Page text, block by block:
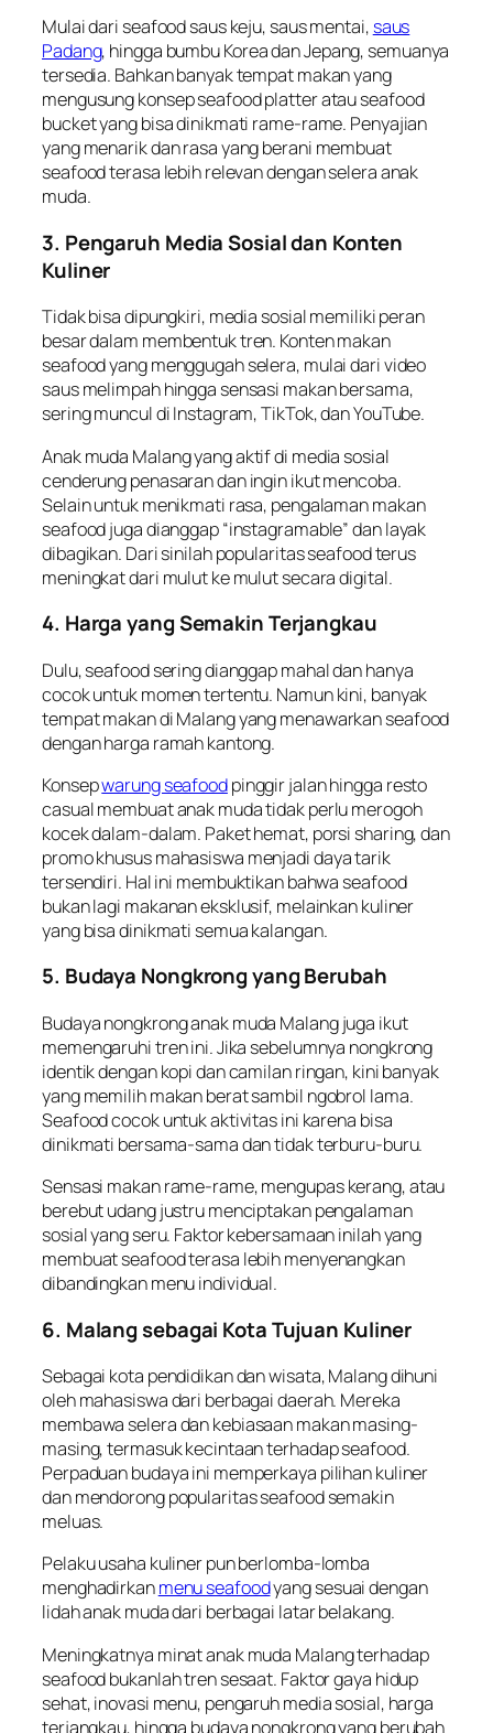
Mulai dari seafood saus keju, saus mentai, saus
Padang, hingga bumbu Korea dan Jepang, semuanya
tersedia. Bahkan banyak tempat makan yang
mengusung konsep seafood platter atau seafood
bucket yang bisa dinikmati rame-rame. Penyajian
yang menarik dan rasa yang berani membuat
seafood terasa lebih relevan dengan selera anak
muda.
3. Pengaruh Media Sosial dan Konten
Kuliner
Tidak bisa dipungkiri, media sosial memiliki peran
besar dalam membentuk tren. Konten makan
seafood yang menggugah selera, mulai dari video
saus melimpah hingga sensasi makan bersama,
sering muncul di Instagram, TikTok, dan YouTube.
Anak muda Malang yang aktif di media sosial
cenderung penasaran dan ingin ikut mencoba.
Selain untuk menikmati rasa, pengalaman makan
seafood juga dianggap “instagramable” dan layak
dibagikan. Dari sinilah popularitas seafood terus
meningkat dari mulut ke mulut secara digital.
4. Harga yang Semakin Terjangkau
Dulu, seafood sering dianggap mahal dan hanya
cocok untuk momen tertentu. Namun kini, banyak
tempat makan di Malang yang menawarkan seafood
dengan harga ramah kantong.
Konsepwarung seafoodpinggir jalan hingga resto
casual membuat anak muda tidak perlu merogoh
kocek dalam-dalam. Paket hemat, porsi sharing, dan
promo khusus mahasiswa menjadi daya tarik
tersendiri. Hal ini membuktikan bahwa seafood
bukan lagi makanan eksklusif, melainkan kuliner
yang bisa dinikmati semua kalangan.
5. Budaya Nongkrong yang Berubah
Budaya nongkrong anak muda Malang juga ikut
memengaruhi tren ini. Jika sebelumnya nongkrong
identik dengan kopi dan camilan ringan, kini banyak
yang memilih makan berat sambil ngobrol lama.
Seafood cocok untuk aktivitas ini karena bisa
dinikmati bersama-sama dan tidak terburu-buru.
Sensasi makan rame-rame, mengupas kerang, atau
berebut udang justru menciptakan pengalaman
sosial yang seru. Faktor kebersamaan inilah yang
membuat seafood terasa lebih menyenangkan
dibandingkan menu individual.
6. Malang sebagai Kota Tujuan Kuliner
Sebagai kota pendidikan dan wisata, Malang dihuni
oleh mahasiswa dari berbagai daerah. Mereka
membawa selera dan kebiasaan makan masing-
masing, termasuk kecintaan terhadap seafood.
Perpaduan budaya ini memperkaya pilihan kuliner
dan mendorong popularitas seafood semakin
meluas.
Pelaku usaha kuliner pun berlomba-lomba
menghadirkanmenu seafoodyang sesuai dengan
lidah anak muda dari berbagai latar belakang.
Meningkatnya minat anak muda Malang terhadap
seafood bukanlah tren sesaat. Faktor gaya hidup
sehat, inovasi menu, pengaruh media sosial, harga
terjangkau, hingga budaya nongkrong yang berubah